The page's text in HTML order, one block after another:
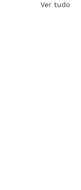
Ver tudo